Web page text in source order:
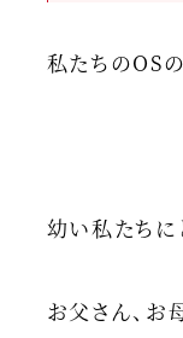
私たちのOS
幼い私たちに
お父さん、お